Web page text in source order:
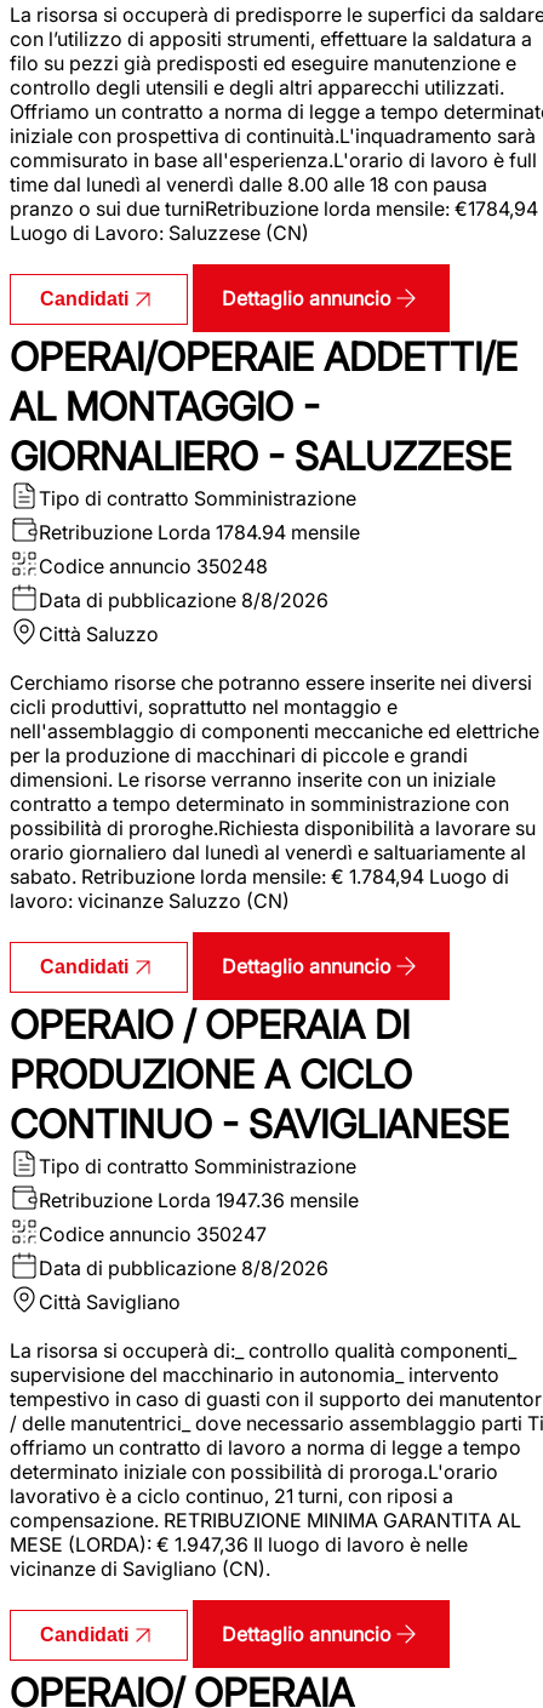
La risorsa si occuperà di predisporre le superfici da
con l’utilizzo di appositi strumenti, effettuare la saldatura a
filo su pezzi già predisposti ed eseguire manutenzione e
controllo degli utensili e degli altri apparecchi utilizzati.
Offriamo un contratto a norma di legge a tempo
iniziale con prospettiva di continuità.L'inquadramento sarà
commisurato in base all'esperienza.L'orario di lavoro è full
time dal lunedì al venerdì dalle 8.00 alle 18 con pausa
pranzo o sui due turniRetribuzione lorda mensile: €1784,94
Luogo di Lavoro: Saluzzese (CN)
Candidati Dettaglio annuncio
OPERAI/OPERAIE ADDETTI/E
AL MONTAGGIO -
GIORNALIERO - SALUZZESE
Tipo di contratto Somministrazione
Retribuzione Lorda 1784.94 mensile
Codice annuncio 350248
Data di pubblicazione 8/8/2026
Città Saluzzo
Cerchiamo risorse che potranno essere inserite nei diversi
cicli produttivi, soprattutto nel montaggio e
nell'assemblaggio di componenti meccaniche ed elettriche
per la produzione di macchinari di piccole e grandi
dimensioni. Le risorse verranno inserite con un iniziale
contratto a tempo determinato in somministrazione con
possibilità di proroghe.Richiesta disponibilità a lavorare su
orario giornaliero dal lunedì al venerdì e saltuariamente al
sabato. Retribuzione lorda mensile: € 1.784,94 Luogo di
lavoro: vicinanze Saluzzo (CN)
Candidati Dettaglio annuncio
OPERAIO / OPERAIA DI
PRODUZIONE A CICLO
CONTINUO - SAVIGLIANESE
Tipo di contratto Somministrazione
Retribuzione Lorda 1947.36 mensile
Codice annuncio 350247
Data di pubblicazione 8/8/2026
Città Savigliano
La risorsa si occuperà di:_ controllo qualità componenti_
supervisione del macchinario in autonomia_ intervento
tempestivo in caso di guasti con il supporto dei
/ delle manutentrici_ dove necessario assemblaggio parti Ti
offriamo un contratto di lavoro a norma di legge a tempo
determinato iniziale con possibilità di proroga.L'orario
lavorativo è a ciclo continuo, 21 turni, con riposi a
compensazione. RETRIBUZIONE MINIMA GARANTITA AL
MESE (LORDA): € 1.947,36 Il luogo di lavoro è nelle
vicinanze di Savigliano (CN).
Candidati Dettaglio annuncio
OPERAIO/ OPERAIA